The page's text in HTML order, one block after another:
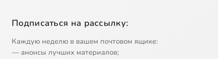
Подписаться на рассылку:
Каждую неделю в вашем почтовом ящике:
— анонсы лучших материалов;